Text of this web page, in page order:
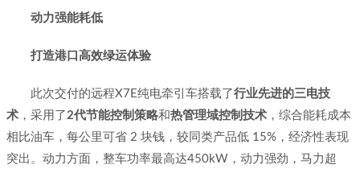
动力强能耗低
打造港口高效绿运体验
此次交付的远程X7E纯电牵引车搭载了行业先进的三电技
术 ，采用了2代节能控制策略和热管理域控制技术 ，综合能耗成本
相比油车，每公里可省 2 块钱，较同类产品低 15%，经济性表现
突出。动力方面，整车功率最高达450kW，动力强劲，马力超